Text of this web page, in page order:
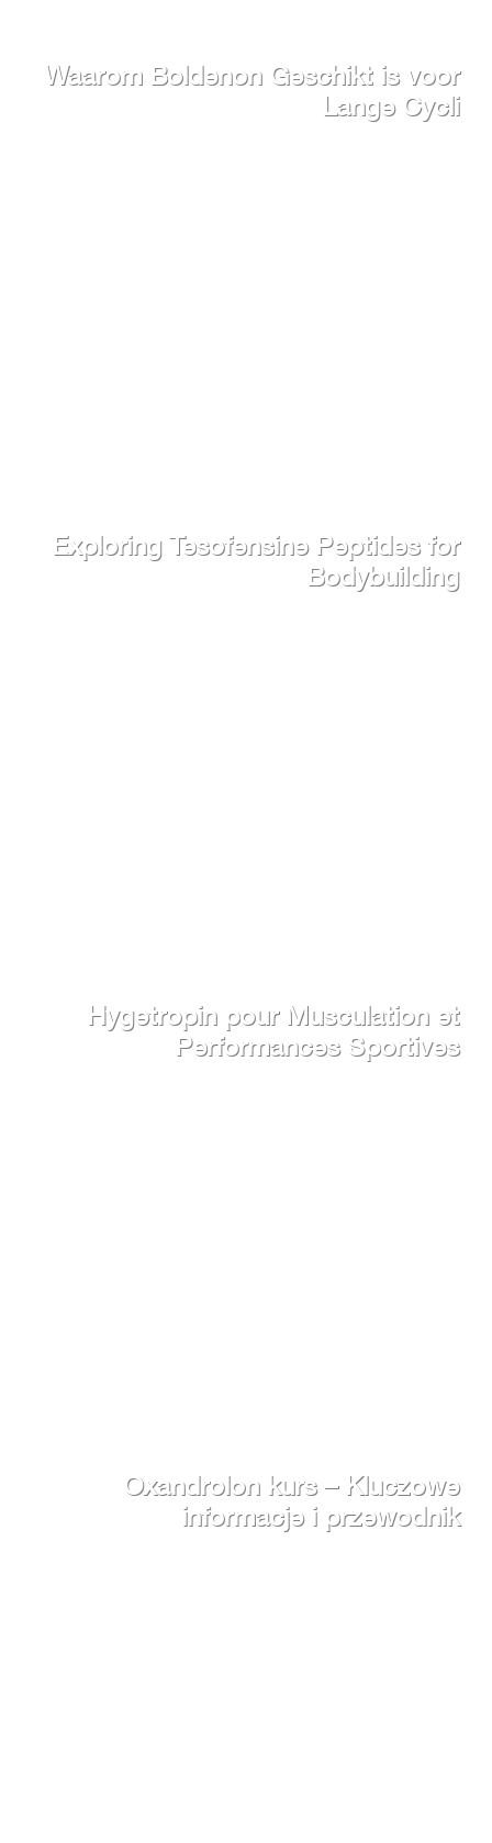
Waarom Boldenon Geschikt is voor
Lange Cycli
Exploring Tesofensine Peptides for
Bodybuilding
Hygetropin pour Musculation et
Performances Sportives
Oxandrolon kurs – Kluczowe
informacje i przewodnik